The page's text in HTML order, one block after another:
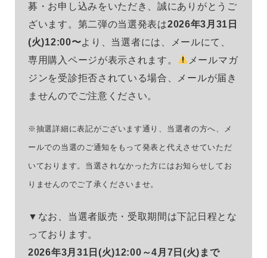
募・お申し込みをいただき、誠にありがとうご
ざいます。第二弾の当選発表は2026年3月31日
(火)12:00〜より、当選者には、メールにて、
専用購入ページが表示されます。
メールマガ
ジンを受診拒否されている場合、メールが届き
ませんのでご注意ください。
※抽選詳細に表記がございます通り、当選者の方へ、メ
ールでの当選のご通知をもって発表と代えさせていただ
いております。当選されなかった方にはお知らせしてお
りませんのでご了承くださいませ。
▼なお、当選者販売・受取期間は下記日程とな
っております。
2026年3月31日(火)12:00～4月7日(火)まで